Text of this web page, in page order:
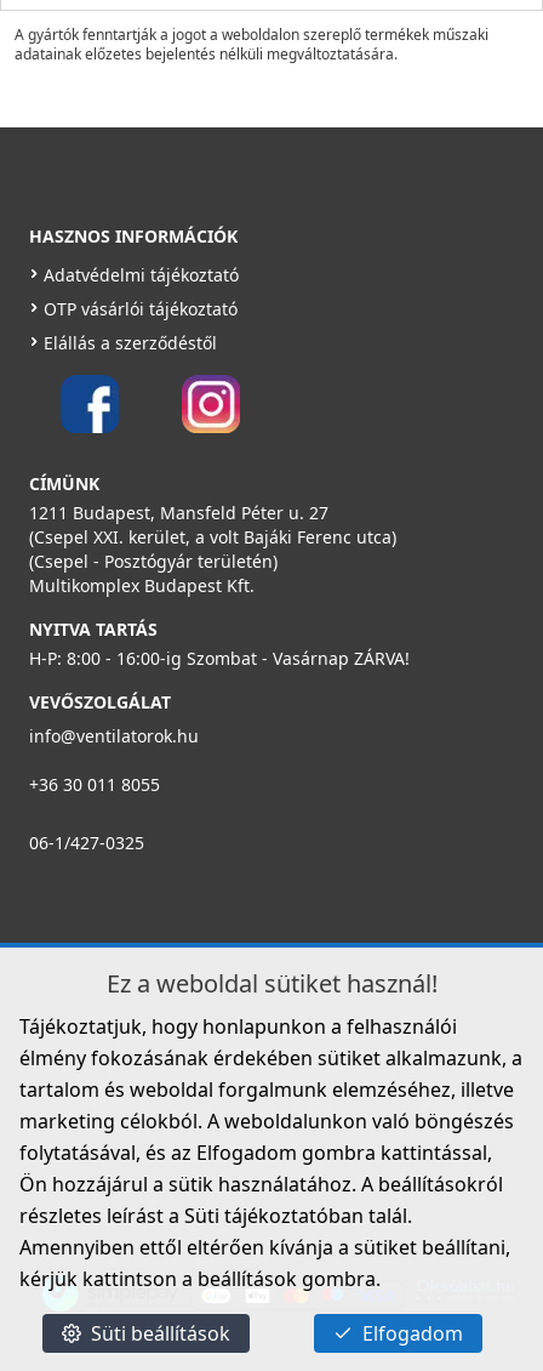
A gyártók fenntartják a jogot a weboldalon szereplő termékek műszaki
adatainak előzetes bejelentés nélküli megváltoztatására.
HASZNOS INFORMÁCIÓK
Adatvédelmi tájékoztató
OTP vásárlói tájékoztató
Elállás a szerződéstől
CÍMÜNK
1211 Budapest, Mansfeld Péter u. 27
(Csepel XXI. kerület, a volt Bajáki Ferenc utca)
(Csepel - Posztógyár területén)
Multikomplex Budapest Kft.
NYITVA TARTÁS
H-P: 8:00 - 16:00-ig Szombat - Vasárnap ZÁRVA!
VEVŐSZOLGÁLAT
info@ventilatorok.hu
+36 30 011 8055
06-1/427-0325
Ez a weboldal sütiket használ!
Tájékoztatjuk, hogy honlapunkon a felhasználói
élmény fokozásának érdekében sütiket alkalmazunk, a
tartalom és weboldal forgalmunk elemzéséhez, illetve
marketing célokból. A weboldalunkon való böngészés
folytatásával, és az Elfogadom gombra kattintással,
Ön hozzájárul a sütik használatához. A beállításokról
részletes leírást a Süti tájékoztatóban talál.
Amennyiben ettől eltérően kívánja a sütiket beállítani,
kérjük kattintson a beállítások gombra.
Süti beállítások Elfogadom